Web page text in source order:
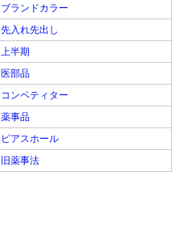
ブランドカラー
先入れ先出し
上半期
医部品
コンペティター
薬事品
ピアスホール
旧薬事法